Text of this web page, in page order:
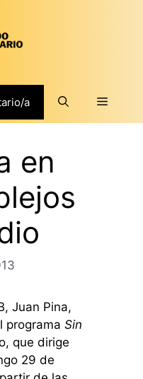
a Menú
en
Juan Pina,
programa Sin
que dirige
29 de